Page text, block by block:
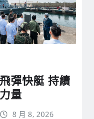
彈快艇 持續
量
8 月 8, 2026